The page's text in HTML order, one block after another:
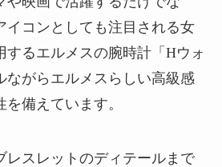
イコンとしても注目される女
するエルメスの腕時計「Hウォ
ながらエルメスらしい高級感
備えています。
レスレットのディテールまで